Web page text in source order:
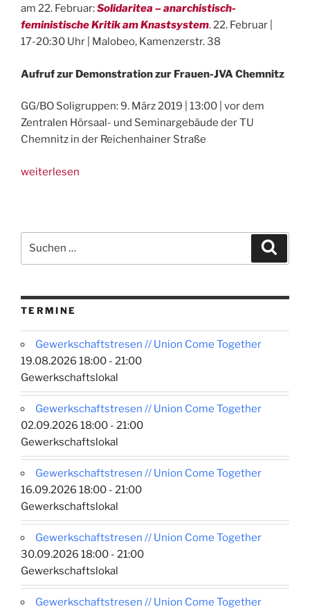
am 22. Februar:Solidaritea – anarchistisch-
feministische Kritik am Knastsystem. 22. Februar |
17-20:30 Uhr | Malobeo, Kamenzerstr. 38
Aufruf zur Demonstration zur Frauen-JVA Chemnitz
GG/BO Soligruppen: 9. März 2019 | 13:00 | vor dem
Zentralen Hörsaal- und Seminargebäude der TU
Chemnitz in der Reichenhainer Straße
„Am
zum
Frauenknast
weiterlesen
nach:
TERMINE
Gewerkschaftstresen // Union Come Together
19.08.2026 18:00 - 21:00
Gewerkschaftslokal
Gewerkschaftstresen // Union Come Together
02.09.2026 18:00 - 21:00
Gewerkschaftslokal
Gewerkschaftstresen // Union Come Together
16.09.2026 18:00 - 21:00
Gewerkschaftslokal
Gewerkschaftstresen // Union Come Together
30.09.2026 18:00 - 21:00
Gewerkschaftslokal
Gewerkschaftstresen // Union Come Together